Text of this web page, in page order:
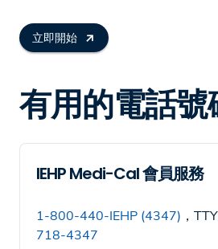
立即開始
有用的電話號
IEHP Medi-Cal 會員服務
1-800-440-IEHP (4347) ，
718-4347